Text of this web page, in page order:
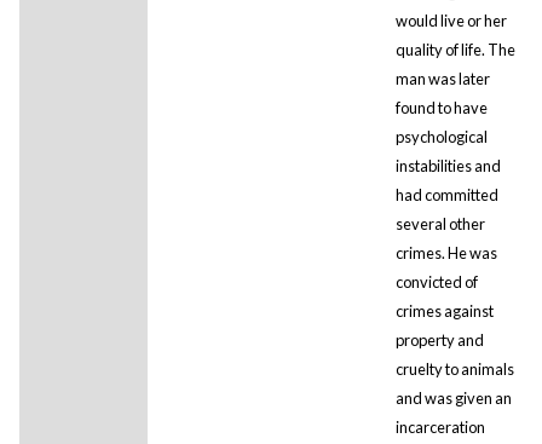
would live or her
quality of life. The
man was later
found to have
psychological
instabilities and
had committed
several other
crimes. He was
convicted of
crimes against
property and
cruelty to animals
and was given an
incarceration